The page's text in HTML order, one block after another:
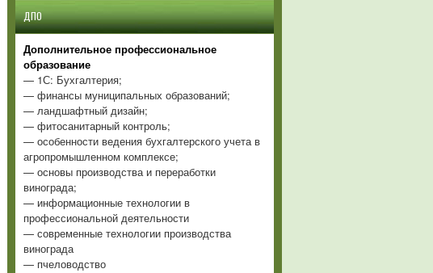
ДПО
Дополнительное профессиональное
образование
— 1С: Бухгалтерия;
— финансы муниципальных образований;
— ландшафтный дизайн;
— фитосанитарный контроль;
— особенности ведения бухгалтерского учета в
агропромышленном комплексе;
— основы производства и переработки
винограда;
— информационные технологии в
профессиональной деятельности
— современные технологии производства
винограда
— пчеловодство